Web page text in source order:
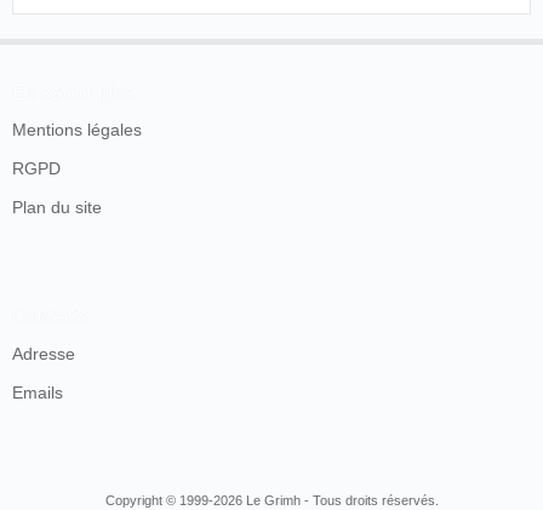
Mentions légales
RGPD
Plan du site
Adresse
Emails
Copyright © 1999-2026 Le Grimh - Tous droits réservés.